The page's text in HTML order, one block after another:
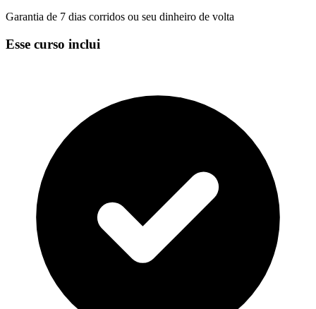
Garantia de 7 dias corridos ou seu dinheiro de volta
Esse curso inclui